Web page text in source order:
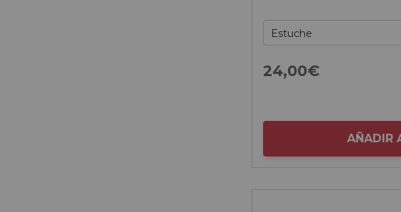
24,00€
AÑADIR